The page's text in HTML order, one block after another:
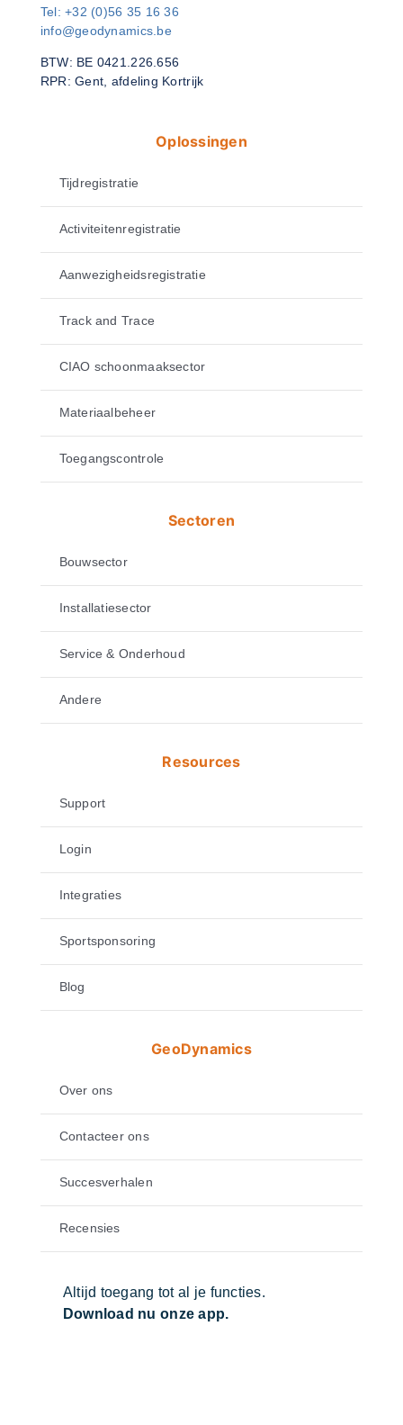
Tel: +32 (0)56 35 16 36
info@geodynamics.be
BTW: BE 0421.226.656
RPR: Gent, afdeling Kortrijk
Oplossingen
Tijdregistratie
Activiteitenregistratie
Aanwezigheidsregistratie
Track and Trace
CIAO schoonmaaksector
Materiaalbeheer
Toegangscontrole
Sectoren
Bouwsector
Installatiesector
Service & Onderhoud
Andere
Resources
Support
Login
Integraties
Sportsponsoring
Blog
GeoDynamics
Over ons
Contacteer ons
Succesverhalen
Recensies
Altijd toegang tot al je functies.
Download nu onze app.